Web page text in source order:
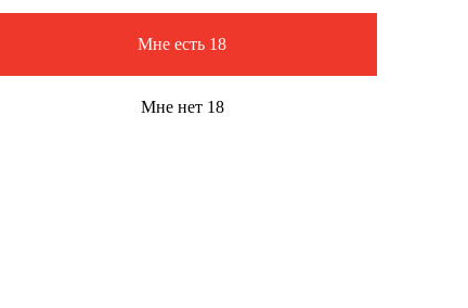
Мне есть 18
Мне нет 18